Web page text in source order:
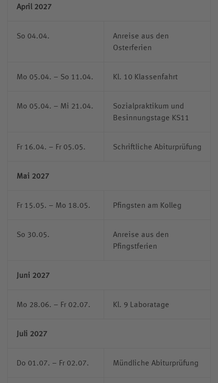
April 2027
So 04.04.
Anreise aus den
Osterferien
Mo 05.04. – So 11.04. Kl. 10 Klassenfahrt
Mo 05.04. – Mi 21.04.
Sozialpraktikum und
Besinnungstage KS11
Fr 16.04. – Fr 05.05. Schriftliche Abiturprüfung
Mai 2027
Fr 15.05. – Mo 18.05. Pfingsten am Kolleg
So 30.05.
Anreise aus den
Pfingstferien
Juni 2027
Mo 28.06. – Fr 02.07. Kl. 9 Laboratage
Juli 2027
Do 01.07. – Fr 02.07. Mündliche Abiturprüfung